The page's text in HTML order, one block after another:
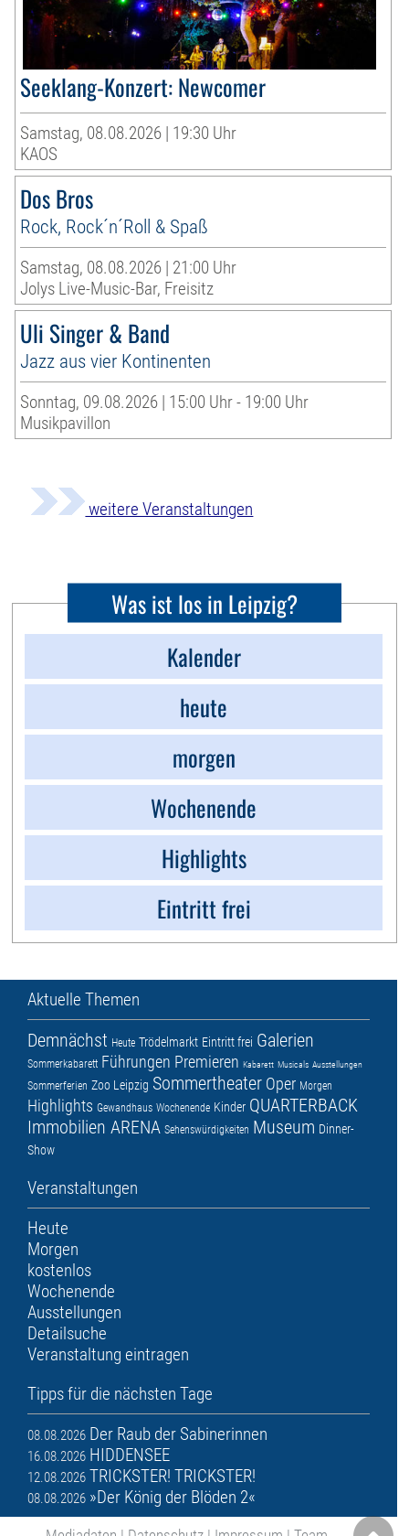
Seeklang-Konzert: Newcomer
Samstag, 08.08.2026 | 19:30 Uhr
KAOS
Dos Bros
Rock, Rock´n´Roll & Spaß
Samstag, 08.08.2026 | 21:00 Uhr
Jolys Live-Music-Bar, Freisitz
Uli Singer & Band
Jazz aus vier Kontinenten
Sonntag, 09.08.2026 | 15:00 Uhr - 19:00 Uhr
Musikpavillon
weitere Veranstaltungen
Was ist los in Leipzig?
Kalender
heute
morgen
Wochenende
Highlights
Eintritt frei
Aktuelle Themen
Demnächst Heute Trödelmarkt Eintritt frei Galerien
Sommerkabarett Führungen Premieren Kabarett Musicals Ausstellungen
Sommerferien Zoo Leipzig Sommertheater Oper Morgen
Highlights Gewandhaus Wochenende Kinder QUARTERBACK
Immobilien ARENA Sehenswürdigkeiten Museum Dinner-
Show
Veranstaltungen
Heute
Morgen
kostenlos
Wochenende
Ausstellungen
Detailsuche
Veranstaltung eintragen
Tipps für die nächsten Tage
08.08.2026 Der Raub der Sabinerinnen
16.08.2026 HIDDENSEE
12.08.2026 TRICKSTER! TRICKSTER!
08.08.2026 »Der König der Blöden 2«